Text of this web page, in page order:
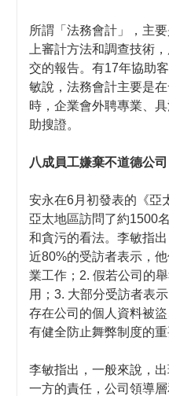
所謂「法務會計」，主
上審計方法和調查技術
交的報告。有17年協助
敏說，法務會計主要是
時，企業會外聘專業、
助搜證。
八成員工嫌棄不道德公司
安永在6月初發表的《亞
亞太地區訪問了約1500
和貪污的看法。李敏指
近80%的受訪者表示，
業工作；2. 假若公司的
用；3. 大部分受訪者表
存在公司的個人資料被
有健全防止舞弊制度的
李敏指出，一般來說，
一方的責任，公司領導